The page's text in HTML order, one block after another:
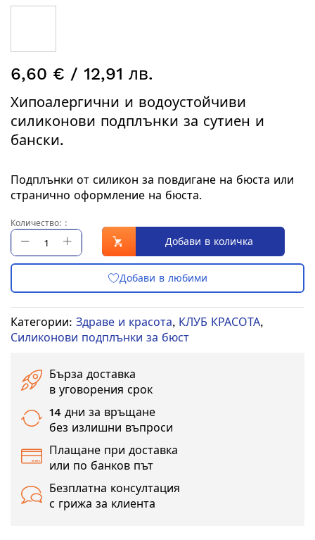
към
на
галерия
със
6,60 € / 12,91 лв.
Хипоалергични и водоустойчиви
силиконови подплънки за сутиен и
бански.
Подплънки от силикон за повдигане на бюста или
странично оформление на бюста.
Количество: :
Добави в количка
Категории: Здраве и красота, КЛУБ КРАСОТА,
Силиконови подплънки за бюст
Бърза доставка
в уговорения срок
14 дни за връщане
без излишни въпроси
Плащане при доставка
или по банков път
Безплатна консултация
с грижа за клиента